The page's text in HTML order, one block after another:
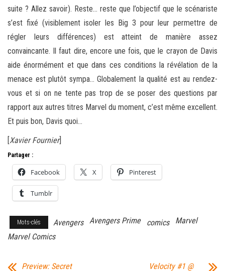
suite ? Allez savoir). Reste… reste que l’objectif que le scénariste
s’est fixé (visiblement isoler les Big 3 pour leur permettre de
régler leurs différences) est atteint de manière assez
convaincante. Il faut dire, encore une fois, que le crayon de Davis
aide énormément et que dans ces conditions la révélation de la
menace est plutôt sympa… Globalement la qualité est au rendez-
vous et si on ne tente pas trop de se poser des questions par
rapport aux autres titres Marvel du moment, c’est même excellent.
Et puis bon, Davis quoi…
[Xavier Fournier]
Partager :
Facebook X Pinterest
Tumblr
Mots-clés Avengers Avengers Prime comics
Marvel
Marvel Comics
Preview: Secret
Velocity #1 @